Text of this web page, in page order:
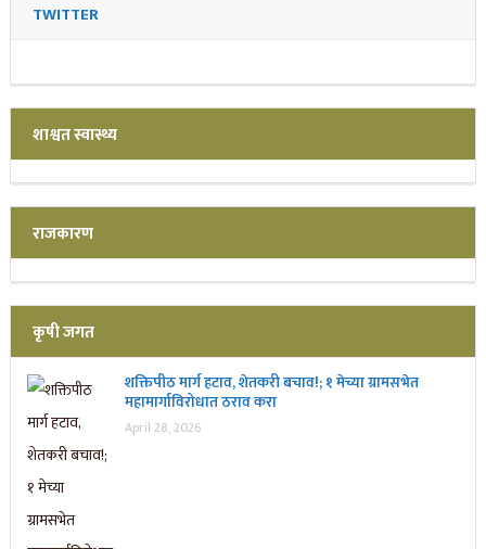
TWITTER
शाश्वत स्वास्थ्य
राजकारण
कृषी जगत
शक्तिपीठ मार्ग हटाव, शेतकरी बचाव!; १ मेच्या ग्रामसभेत
महामार्गाविरोधात ठराव करा
April 28, 2026